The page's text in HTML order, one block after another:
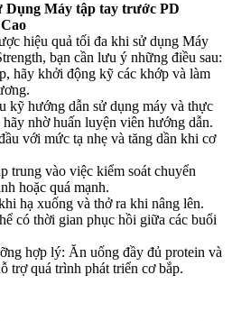
Máy tập tay trước PD
hiệu quả tối đa khi sử dụng Máy
bạn cần lưu ý những điều sau:
hãy khởi động kỹ các khớp và làm
kỹ hướng dẫn sử dụng máy và thực
nhờ huấn luyện viên hướng dẫn.
với mức tạ nhẹ và tăng dần khi cơ
trung vào việc kiểm soát chuyển
hoặc quá mạnh.
hạ xuống và thở ra khi nâng lên.
có thời gian phục hồi giữa các buổi
hợp lý: Ăn uống đầy đủ protein và
trợ quá trình phát triển cơ bắp.